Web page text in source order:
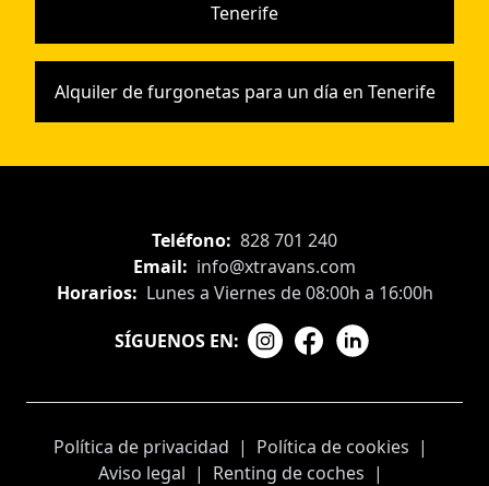
Tenerife
Alquiler de furgonetas para un día en Tenerife
Teléfono: 828 701 240
Email: info@xtravans.com
Horarios: Lunes a Viernes de 08:00h a 16:00h
SÍGUENOS EN:
Política de privacidad | Política de cookies |
Aviso legal | Renting de coches |